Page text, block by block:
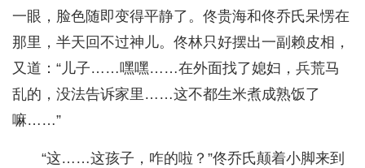
一眼，脸色随即变得平静了。佟贵海和佟乔氏呆愣在
那里，半天回不过神儿。佟林只好摆出一副赖皮相，
又道：“儿子……嘿嘿……在外面找了媳妇，兵荒马
乱的，没法告诉家里……这不都生米煮成熟饭了
嘛……”
“这……这孩子，咋的啦？”佟乔氏颠着小脚来到